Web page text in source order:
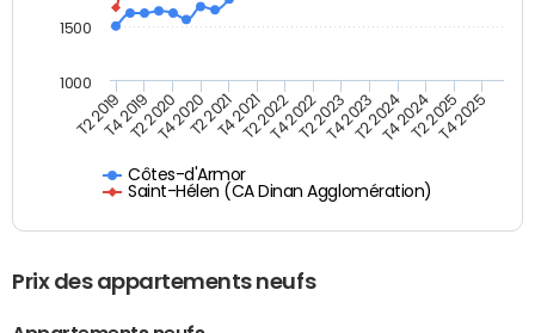
Côtes-d'Armor
Saint-Hélen (CA Dinan Agglomération)
T2 2019T4 2019T2 2020T4 2020T2 2021T4 2021T2 2022T4 2022T2 2023T4 2023T2 2024T4 2024T2 2025T4 2025
1000
1500
Prix des appartements neufs